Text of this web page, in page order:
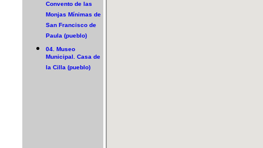
Convento de las
Monjas Mínimas de
San Francisco de
Paula (pueblo)
04. Museo
Municipal. Casa de
la Cilla (pueblo)